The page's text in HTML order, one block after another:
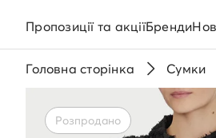
Пропозиції та акціїБренди
Головна сторінка Сумки
Розпродано